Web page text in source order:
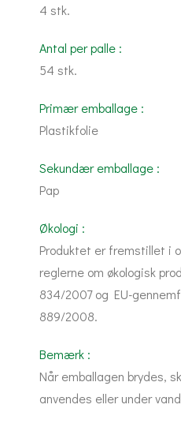
4 stk.
Antal per palle :
54 stk.
Primær emballage :
Plastikfolie
Sekundær emballage :
Pap
Økologi :
Produktet er fremstillet i
reglerne om økologisk
834/2007 og EU-
889/2008.
Bemærk :
Når emballagen brydes,
anvendes eller under vand